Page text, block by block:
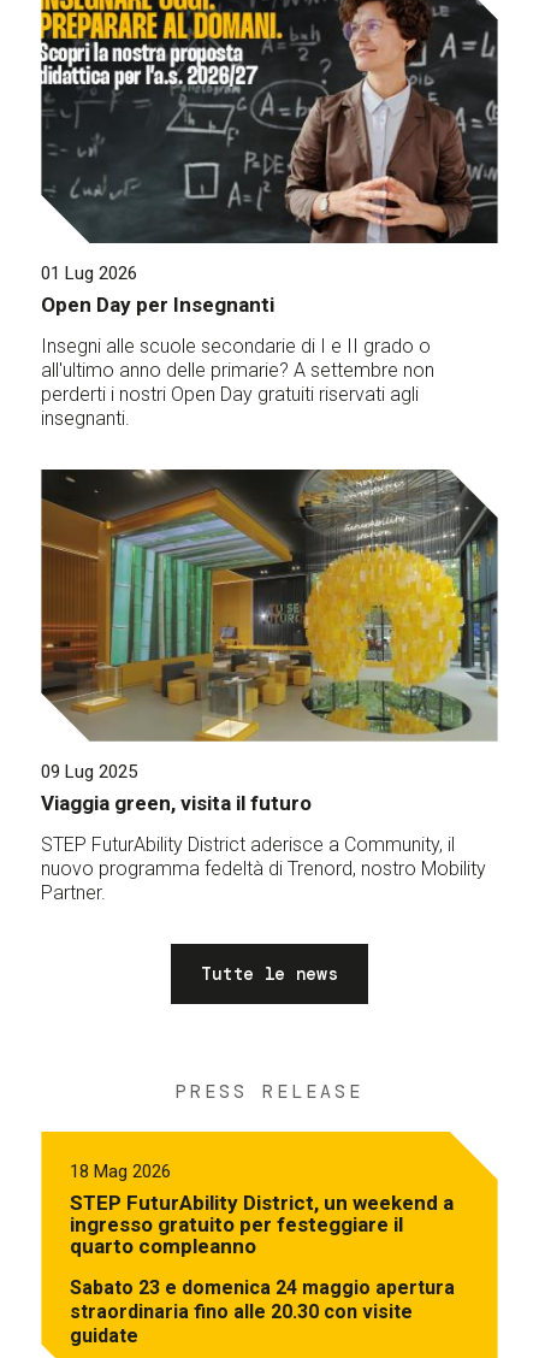
01 Lug 2026
Open Day per Insegnanti
Insegni alle scuole secondarie di I e II grado o
all'ultimo anno delle primarie? A settembre non
perderti i nostri Open Day gratuiti riservati agli
insegnanti.
09 Lug 2025
Viaggia green, visita il futuro
STEP FuturAbility District aderisce a Community, il
nuovo programma fedeltà di Trenord, nostro Mobility
Partner.
Tutte le news
PRESS RELEASE
18 Mag 2026
STEP FuturAbility District, un weekend a
ingresso gratuito per festeggiare il
quarto compleanno
Sabato 23 e domenica 24 maggio apertura
straordinaria fino alle 20.30 con visite
guidate